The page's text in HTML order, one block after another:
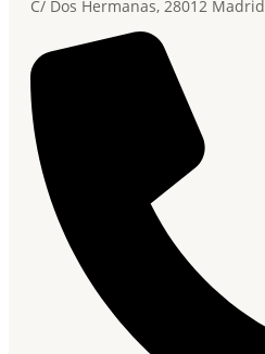
C/ Dos Hermanas, 28012 Madrid